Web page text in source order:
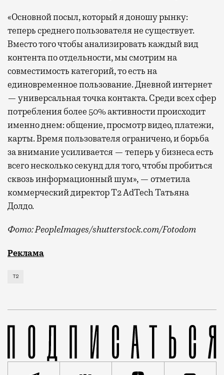
«Основной посыл, который я доношу рынку:
теперь среднего пользователя не существует.
Вместо того чтобы анализировать каждый вид
контента по отдельности, мы смотрим на
совместимость категорий, то есть на
единовременное пользование. Дневной интернет
— универсальная точка контакта. Среди всех сфер
потребления более 50% активности происходит
именно днем: общение, просмотр видео, платежи,
карты. Время пользователя ограничено, и борьба
за внимание усиливается — теперь у бизнеса есть
всего несколько секунд для того, чтобы пробиться
сквозь информационный шум», — отметила
коммерческий директор Т2 AdTech Татьяна
Долдо.
Фото: PeopleImages/shutterstock.com/Fotodom
Мобильный оператор Т2 изучил модели интернет-
Реклама
Т2